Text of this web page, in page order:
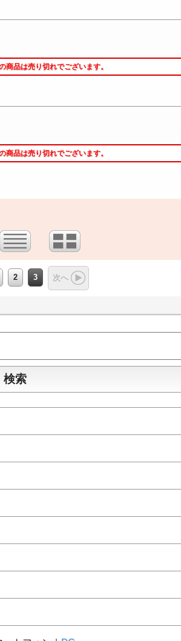
商品は売り切れでございます。
商品は売り切れでございます。
2 3 次へ